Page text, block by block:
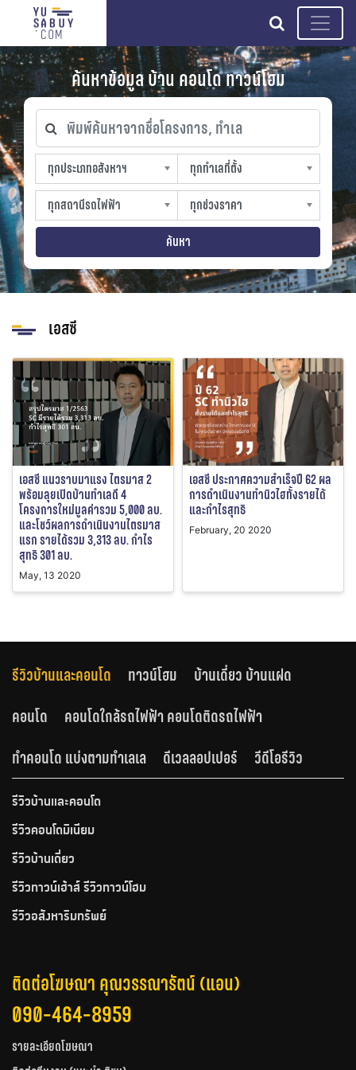
search
ค้นหาข้อมูล บ้าน คอนโด ทาวน์โฮม
พิมพ์ค้นหาจากชื่อโครงการ, ทำเล
ทุกประเภทอสังหาฯ
ทุกประเภทอสังหาฯ
sproperty
ทุกทำเลที่ตั้ง
ทุกทำเลที่ตั้ง
slocation
ทุกสถานีรถไฟฟ้า
ทุกสถานีรถไฟฟ้า
strain-station
ทุกช่วงราคา
ทุกช่วงราคา
sprice
ค้นหา
เอสซี
เอสซี แนวราบมาแรง ไตรมาส 2
พร้อมลุยเปิดบ้านทำเลดี 4
โครงการใหม่มูลค่ารวม 5,000 ลบ.
และโชว์ผลการดำเนินงานไตรมาส
แรก รายได้รวม 3,313 ลบ. กำไร
สุทธิ 301 ลบ.
May, 13 2020
เอสซี ประกาศความสำเร็จปี 62 ผล
การดำเนินงานทำนิวไฮทั้งรายได้
และกำไรสุทธิ
February, 20 2020
รีวิวบ้านและคอนโด ทาวน์โฮม
บ้านเดี่ยว บ้านแฝด
คอนโด
คอนโดใกล้รถไฟฟ้า คอนโดติดรถไฟฟ้า
ทำคอนโด แบ่งตามทำเลเล
ดีเวลลอปเปอร์ วีดีโอรีวิว
รีวิวบ้านและคอนโด
รีวิวคอนโดมิเนียม
รีวิวบ้านเดี่ยว
รีวิวทาวน์เฮ้าส์ รีวิวทาวน์โฮม
รีวิวอสังหาริมทรัพย์
ติดต่อโฆษณา คุณวรรณารัตน์ (แอน)
090-464-8959
รายละเอียดโฆษณา